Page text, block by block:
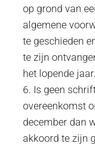
op grond van
algemene
te geschieden
te zijn
het lopende jaar.
6. Is geen
overeenkomst
december dan
akkoord te zijn